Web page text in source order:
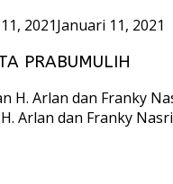
2021Januari 11, 2021
PRABUMULIH
Arlan dan Franky